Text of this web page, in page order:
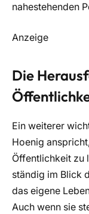
nahestehenden
Anzeige
Die
Ein weiterer
Hoenig
Öffentlichkeit zu
ständig im Blick
das eigene
Auch wenn sie